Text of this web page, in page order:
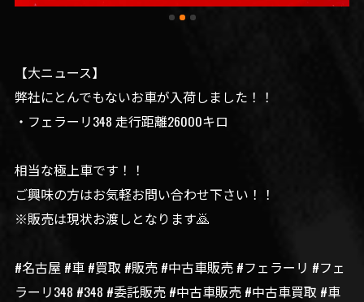
【大ニュース】
弊社にとんでもないお車が入荷しました！！
・フェラーリ348 走行距離26000キロ
相当な極上車です！！
ご興味の方はお気軽お問い合わせ下さい！！
※販売は現状お渡しとなります🙇
#名古屋 #車 #買取 #販売 #中古車販売 #フェラーリ #フェ
ラーリ348 #348 #委託販売 #中古車販売 #中古車買取 #車